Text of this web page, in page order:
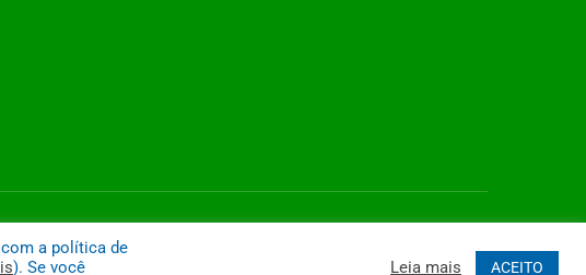
a política de
). Se você Leia mais ACEITO